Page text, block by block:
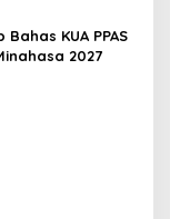
Bahas KUA PPAS
2027